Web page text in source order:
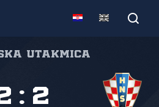
utakmica
: 2